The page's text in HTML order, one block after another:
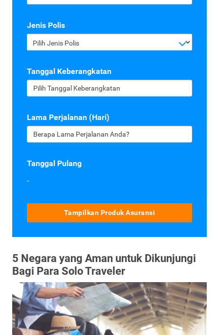
Jenis Polis
Pilih Jenis Polis
Tanggal Keberangkatan
Lama Perjalanan (Hari)
Tanggal Pulang
-
Tampilkan Produk Asuransi
5 Negara yang Aman untuk Dikunjungi
Bagi Para Solo Traveler